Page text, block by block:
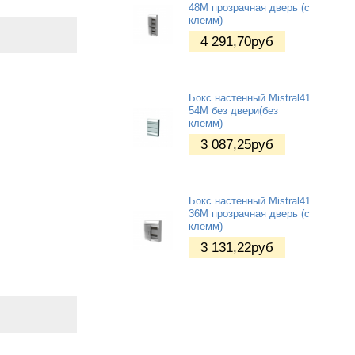
48М прозрачная дверь (c
клемм)
4 291,70руб
Бокс настенный Mistral41
54М без двери(без
клемм)
3 087,25руб
Бокс настенный Mistral41
36М прозрачная дверь (c
клемм)
3 131,22руб